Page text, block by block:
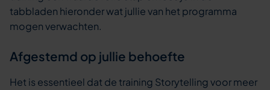
tabbladen hieronder wat jullie van het programma
mogen verwachten.
Afgestemd op jullie behoefte
Het is essentieel dat de training Storytelling voor meer